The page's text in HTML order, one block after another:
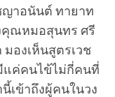
าอนันต์ ทายาท
คุณหมอสุนทร ศรี
องเห็นสูตรเวช
แค่คนไข้ไม่กี่คนที่
เข้าถึงผู้คนในวง